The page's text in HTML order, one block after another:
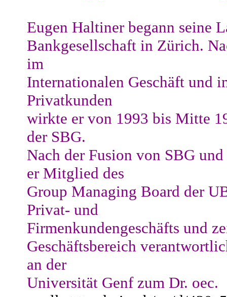
Eugen Haltiner begann seine
Bankgesellschaft in Zürich.
im
Internationalen Geschäft und
Privatkunden
wirkte er von 1993 bis Mitte
der SBG.
Nach der Fusion von SBG
er Mitglied des
Group Managing Board der
Privat- und
Firmenkundengeschäfts und
Geschäftsbereich
an der
Universität Genf zum Dr. oec.